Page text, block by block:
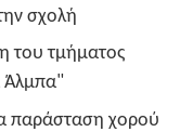
σχολή
του τμήματος
Άλμπα"
παράσταση χορού